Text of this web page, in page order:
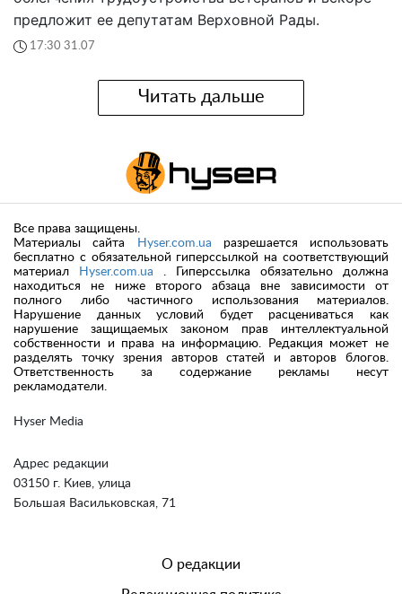
предложит ее депутатам Верховной Рады.
17:30 31.07
Читать дальше
Hyser Media
Адрес редакции
03150 г. Киев, улица
Большая Васильковская, 71
Все права защищены.
Материалы сайта
Hyser.com.ua разрешается использовать
бесплатно с обязательной гиперссылкой на соответствующий
материал
Hyser.com.ua . Гиперссылка обязательно должна
находиться не ниже второго абзаца вне зависимости от
полного либо частичного использования материалов.
Нарушение данных условий будет расцениваться как
нарушение защищаемых законом прав интеллектуальной
собственности и права на информацию. Редакция может не
разделять точку зрения авторов статей и авторов блогов.
Ответственность за содержание рекламы несут
рекламодатели.
О редакции